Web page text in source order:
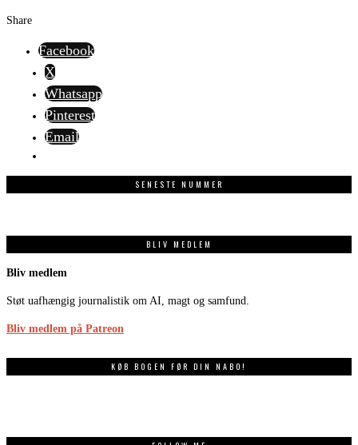
Share
Facebook
X
Whatsapp
Pinterest
Email
SENESTE NUMMER
BLIV MEDLEM
Bliv medlem
Støt uafhængig journalistik om AI, magt og samfund.
Bliv medlem på Patreon
KØB BOGEN FØR DIN NABO!